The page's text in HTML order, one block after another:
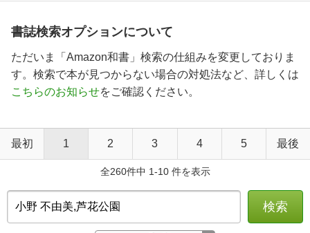
書誌検索オプションについて
ただいま「Amazon和書」検索の仕組みを変更しておりま
す。検索で本が見つからない場合の対処法など、詳しくは
こちらのお知らせをご確認ください。
最初 1 2 3 4 5 最後
全260件中 1-10 件を表示
検索